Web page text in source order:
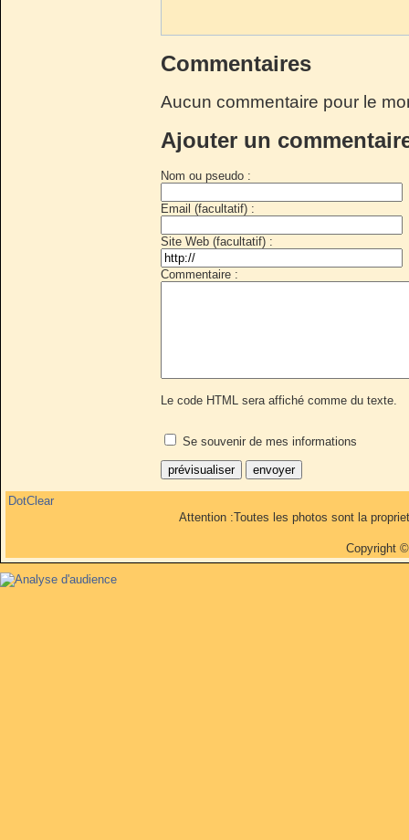
Commentaires
Aucun commentaire pour le
Ajouter un
Nom ou pseudo :
Email (facultatif) :
Site Web (facultatif) :
Commentaire :
Le code HTML sera affiché comme du texte.
Se souvenir de mes informations
DotClear
Attention :Toutes les photos sont la
Copyright